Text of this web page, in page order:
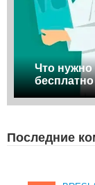
Что нужно
Последние